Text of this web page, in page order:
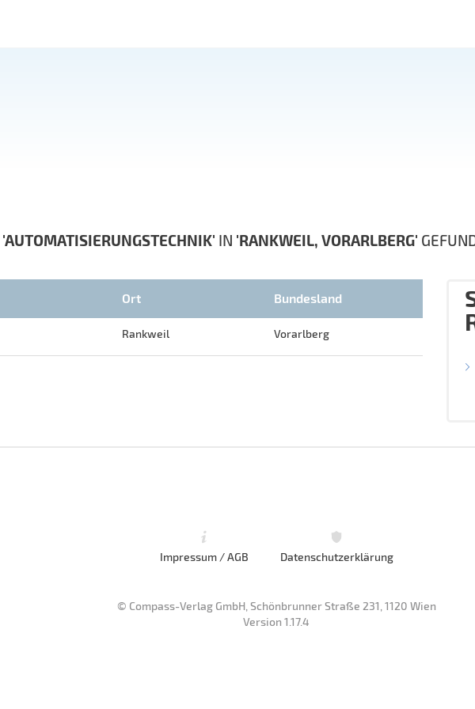
'AUTOMATISIERUNGSTECHNIK' IN 'RANKWEIL, VORARLBERG'
Ort Bundesland
Rankweil Vorarlberg
Impressum / AGB Datenschutzerklärung
© Compass-Verlag GmbH, Schönbrunner Straße 231, 1120 Wien
Version 1.17.4